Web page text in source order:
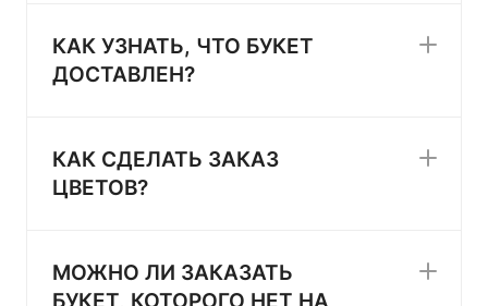
КАК УЗНАТЬ, ЧТО БУКЕТ
ДОСТАВЛЕН?
КАК СДЕЛАТЬ ЗАКАЗ
ЦВЕТОВ?
МОЖНО ЛИ ЗАКАЗАТЬ
БУКЕТ, КОТОРОГО НЕТ НА